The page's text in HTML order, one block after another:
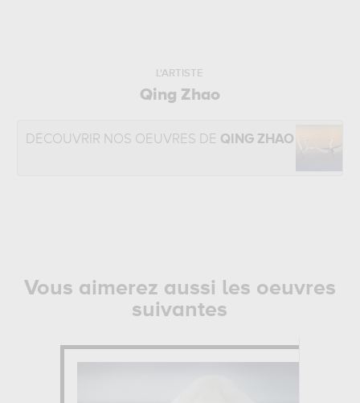
L'ARTISTE
Qing Zhao
DÉCOUVRIR NOS OEUVRES DE QING ZHAO
Vous aimerez aussi les oeuvres
suivantes